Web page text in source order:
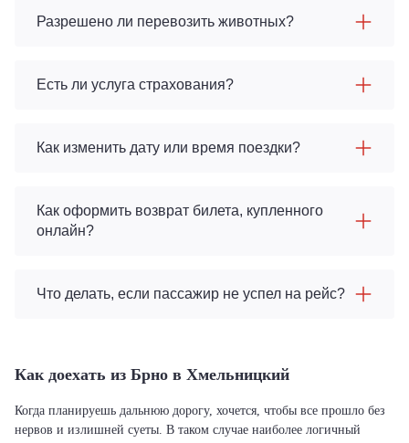
Разрешено ли перевозить животных?
Есть ли услуга страхования?
Как изменить дату или время поездки?
Как оформить возврат билета, купленного
онлайн?
Что делать, если пассажир не успел на рейс?
Как доехать из Брно в Хмельницкий
Когда планируешь дальнюю дорогу, хочется, чтобы все прошло без
нервов и излишней суеты. В таком случае наиболее логичный